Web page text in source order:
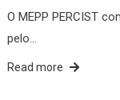
O MEPP PERCIST
pelo…
Read more